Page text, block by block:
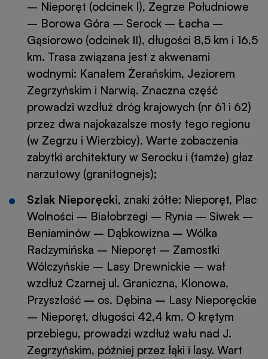
– Nieporęt (odcinek I), Zegrze Południowe
– Borowa Góra – Serock – Łacha –
Gąsiorowo (odcinek II), długości 8,5 km i 16,5
km. Trasa związana jest z akwenami
wodnymi: Kanałem Żerańskim, Jeziorem
Zegrzyńskim i Narwią. Znaczna część
prowadzi wzdłuż dróg krajowych (nr 61 i 62)
przez dwa najokazalsze mosty tego regionu
(w Zegrzu i Wierzbicy). Warte zobaczenia
zabytki architektury w Serocku i (tamże) głaz
narzutowy (granitognejs);
Szlak Nieporęcki, znaki żółte: Nieporęt, Plac
Wolności – Białobrzegi – Rynia – Siwek –
Beniaminów – Dąbkowizna – Wólka
Radzymińska – Nieporęt – Zamostki
Wólczyńskie – Lasy Drewnickie – wał
wzdłuż Czarnej ul. Graniczna, Klonowa,
Przyszłość – os. Dębina – Lasy Nieporęckie
– Nieporęt, długości 42,4 km. O krętym
przebiegu, prowadzi wzdłuż wału nad J.
Zegrzyńskim, później przez łąki i lasy. Wart